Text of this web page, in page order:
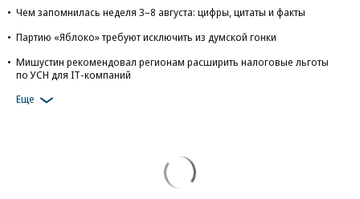
Чем запомнилась неделя 3–8 августа: цифры, цитаты и факты
Партию «Яблоко» требуют исключить из думской гонки
Мишустин рекомендовал регионам расширить налоговые льготы
по УСН для IT-компаний
Еще